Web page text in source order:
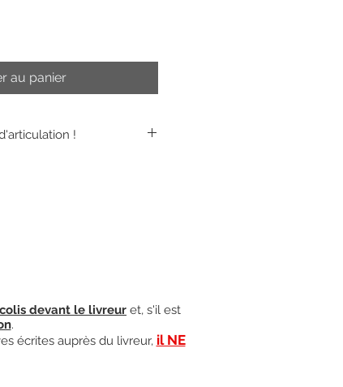
au panier
!
devant le livreur et, s'il est
.
écrites auprès du livreur, il NE